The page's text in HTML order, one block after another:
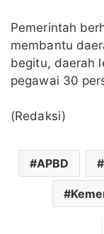
Pemerintah
membantu
begitu, daerah
pegawai 30
(Redaksi)
APBD